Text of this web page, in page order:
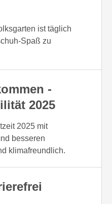
ist täglich
Spaß zu
-
2025
2025 mit
besseren
klimafreundlich.